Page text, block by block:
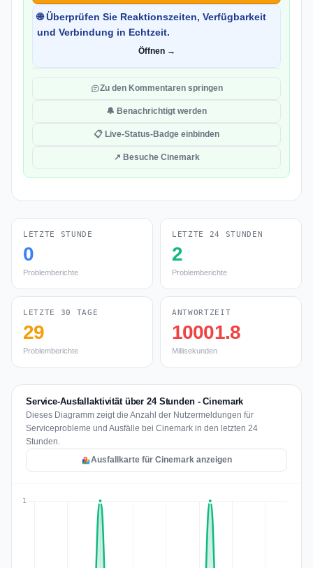
🌐 Überprüfen Sie Reaktionszeiten, Verfügbarkeit
und Verbindung in Echtzeit.
Öffnen →
Zu den Kommentaren springen
🔔 Benachrichtigt werden
📋 Live-Status-Badge einbinden
↗ Besuche Cinemark
LETZTE STUNDE
0
Problemberichte
LETZTE 24 STUNDEN
2
Problemberichte
LETZTE 30 TAGE
29
Problemberichte
ANTWORTZEIT
10001.8
Millisekunden
Service-Ausfallaktivität über 24 Stunden - Cinemark
Dieses Diagramm zeigt die Anzahl der Nutzermeldungen für
Serviceprobleme und Ausfälle bei Cinemark in den letzten 24
Stunden.
Ausfallkarte für Cinemark anzeigen